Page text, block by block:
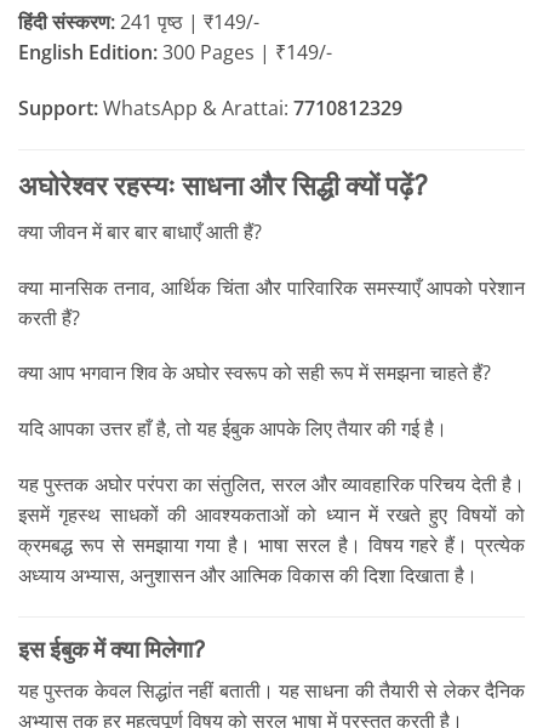
हिंदी संस्करण:241 पृष्ठ | ₹149/-
English Edition:300 Pages | ₹149/-
Support:WhatsApp & Arattai: 7710812329
अघोरेश्वर रहस्यः साधना और सिद्धी क्यों पढ़ें?
क्या जीवन में बार बार बाधाएँ आती हैं?
क्या मानसिक तनाव, आर्थिक चिंता और पारिवारिक समस्याएँ आपको परेशान
करती हैं?
क्या आप भगवान शिव के अघोर स्वरूप को सही रूप में समझना चाहते हैं?
यदि आपका उत्तर हाँ है, तो यह ईबुक आपके लिए तैयार की गई है।
यह पुस्तक अघोर परंपरा का संतुलित, सरल और व्यावहारिक परिचय देती है।
इसमें गृहस्थ साधकों की आवश्यकताओं को ध्यान में रखते हुए विषयों को
क्रमबद्ध रूप से समझाया गया है। भाषा सरल है। विषय गहरे हैं। प्रत्येक
अध्याय अभ्यास, अनुशासन और आत्मिक विकास की दिशा दिखाता है।
इस ईबुक में क्या मिलेगा?
यह पुस्तक केवल सिद्धांत नहीं बताती। यह साधना की तैयारी से लेकर दैनिक
अभ्यास तक हर महत्वपूर्ण विषय को सरल भाषा में प्रस्तुत करती है।